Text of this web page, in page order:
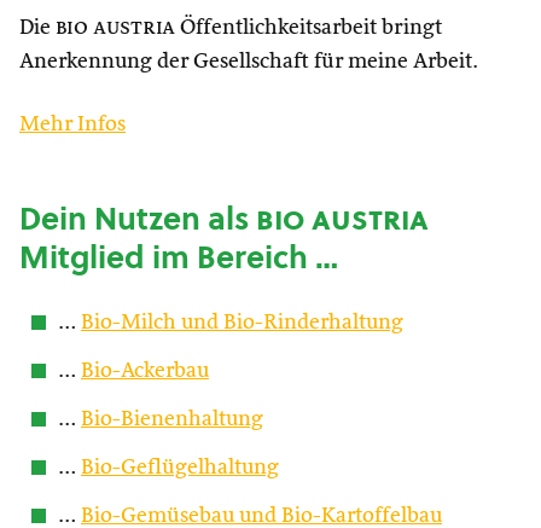
Die bio austria Öffentlichkeitsarbeit bringt
Anerkennung der Gesellschaft für meine Arbeit.
Mehr Infos
Dein Nutzen alsbio austria
Mitglied im Bereich …
… Bio-Milch und Bio-Rinderhaltung
… Bio-Ackerbau
… Bio-Bienenhaltung
… Bio-Geflügelhaltung
… Bio-Gemüsebau und Bio-Kartoffelbau